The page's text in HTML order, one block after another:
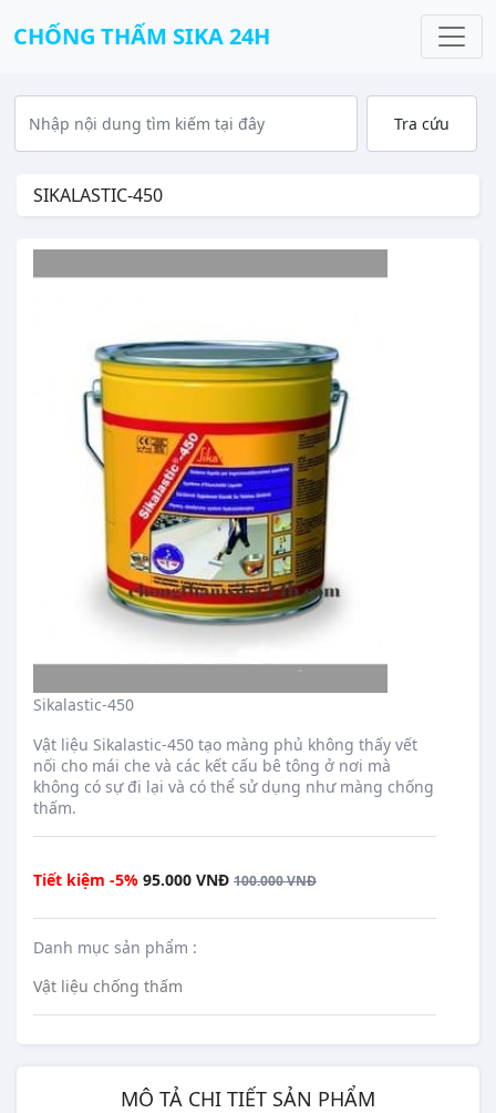
CHỐNG THẤM SIKA 24H
SIKALASTIC-450
Sikalastic-450
translation missing: en.products.product.loader_label
Vật liệu Sikalastic-450 tạo màng phủ không thấy vết
nối cho mái che và các kết cấu bê tông ở nơi mà
không có sự đi lại và có thể sử dụng như màng chống
thấm.
Tiết kiệm -5% 95.000 VNĐ 100.000 VNĐ
Danh mục sản phẩm :
Vật liệu chống thấm
MÔ TẢ CHI TIẾT SẢN PHẨM